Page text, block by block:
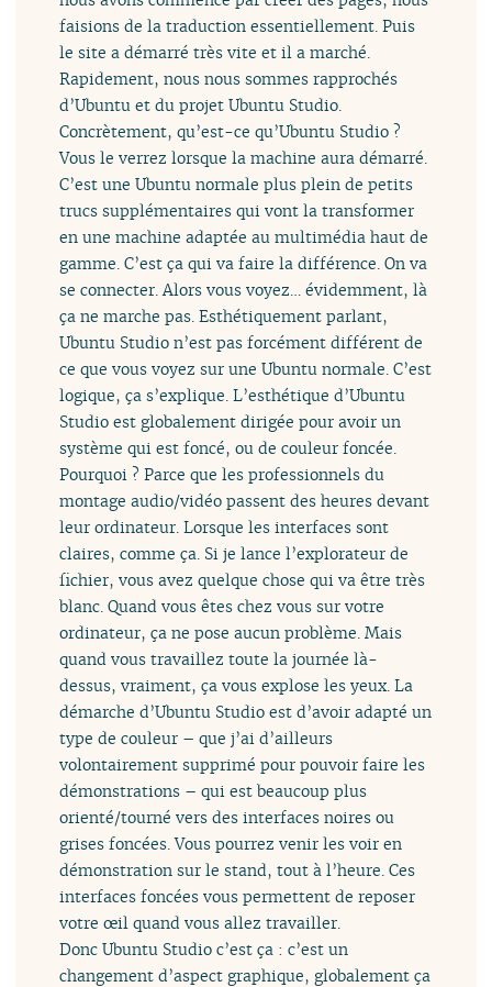
faisions de la traduction essentiellement. Puis
le site a démarré très vite et il a marché.
Rapidement, nous nous sommes rapprochés
d’Ubuntu et du projet Ubuntu Studio.
Concrètement, qu’est-ce qu’Ubuntu Studio ?
Vous le verrez lorsque la machine aura démarré.
C’est une Ubuntu normale plus plein de petits
trucs supplémentaires qui vont la transformer
en une machine adaptée au multimédia haut de
gamme. C’est ça qui va faire la différence. On va
se connecter. Alors vous voyez… évidemment, là
ça ne marche pas. Esthétiquement parlant,
Ubuntu Studio n’est pas forcément différent de
ce que vous voyez sur une Ubuntu normale. C’est
logique, ça s’explique. L’esthétique d’Ubuntu
Studio est globalement dirigée pour avoir un
système qui est foncé, ou de couleur foncée.
Pourquoi ? Parce que les professionnels du
montage audio/vidéo passent des heures devant
leur ordinateur. Lorsque les interfaces sont
claires, comme ça. Si je lance l’explorateur de
fichier, vous avez quelque chose qui va être très
blanc. Quand vous êtes chez vous sur votre
ordinateur, ça ne pose aucun problème. Mais
quand vous travaillez toute la journée là-
dessus, vraiment, ça vous explose les yeux. La
démarche d’Ubuntu Studio est d’avoir adapté un
type de couleur – que j’ai d’ailleurs
volontairement supprimé pour pouvoir faire les
démonstrations – qui est beaucoup plus
orienté/tourné vers des interfaces noires ou
grises foncées. Vous pourrez venir les voir en
démonstration sur le stand, tout à l’heure. Ces
interfaces foncées vous permettent de reposer
votre œil quand vous allez travailler.
Donc Ubuntu Studio c’est ça : c’est un
changement d’aspect graphique, globalement ça